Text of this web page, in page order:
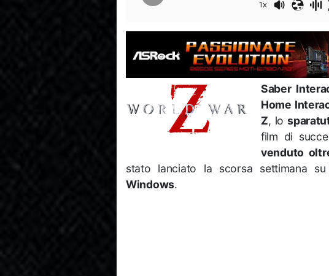
1x
Saber
Home
Z, lo
film di
venduto
stato lanciato la scorsa settimana su
Windows.